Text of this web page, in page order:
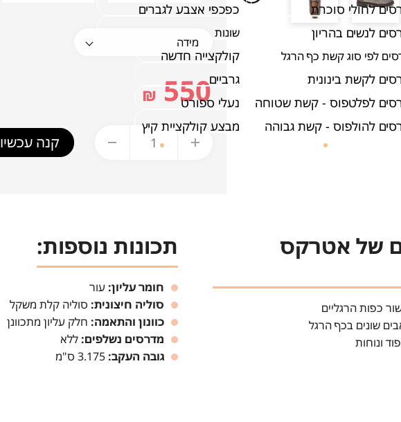
לחולי סוכרת
לנשים בהריון
לפי סוג קשת כף הרגל
לקשת בינונית
לפלטפוס - קשת שטוחה
להולפוס - קשת גבוהה
כפכפי אצבע לגברים
שונות
קולקצייה חדשה
גרביים
נעלי ספורט
מבצע קולקציית קיץ
550
₪
קנה עכשיו
של אטרקס
כפות הרגליים
שונים בכף הרגל
תכונות נוספות:
חומר עליון: עור
סוליה חיצונית: סוליה קלת משקל
כוונון והתאמה: חלק עליון מתכוונן
מדרסים נשלפים: ללא
גובה העקב: